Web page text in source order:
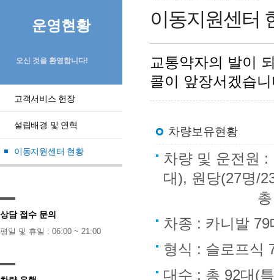
운영현황
오신 것을 환영합니다!
고객서비스 헌장
설립배경 및 연혁
이동지원센터 현황
상담 접수 문의
평일 및 휴일 : 06:00 ~ 21:00
이동지원센터
교통약자의 발이
콜이 앞장서겠습
차량보유현황
차량 및 운전원 :
대), 원당(27명/
총 79대,
차종 : 카니발 79
형식 : 슬로프식
대수 : 총 92대(